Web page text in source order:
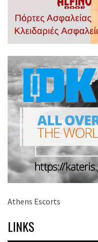
Athens Escorts
LINKS